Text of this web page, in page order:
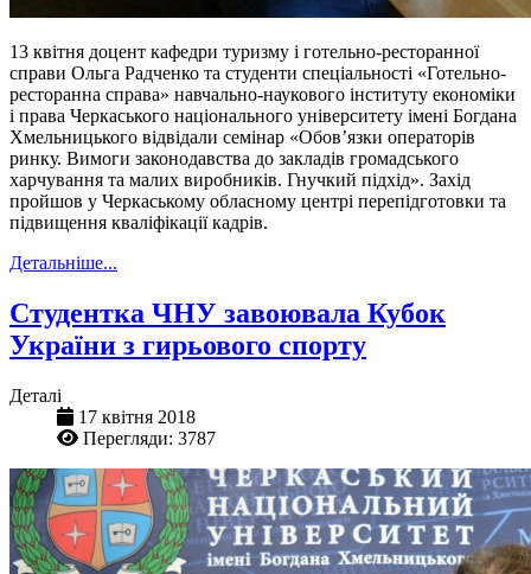
13 квітня доцент кафедри туризму і готельно-ресторанної
справи Ольга Радченко та студенти спеціальності «Готельно-
ресторанна справа» навчально-наукового інституту економіки
і права Черкаського національного університету імені Богдана
Хмельницького відвідали семінар «Обов’язки операторів
ринку. Вимоги законодавства до закладів громадського
харчування та малих виробників. Гнучкий підхід». Захід
пройшов у Черкаському обласному центрі перепідготовки та
підвищення кваліфікації кадрів.
Детальніше...
Студентка ЧНУ завоювала Кубок
України з гирьового спорту
Деталі
17 квітня 2018
Перегляди: 3787